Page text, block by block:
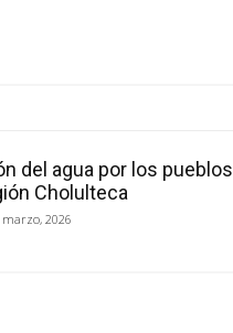
del agua por los pueblos
Cholulteca
marzo, 2026